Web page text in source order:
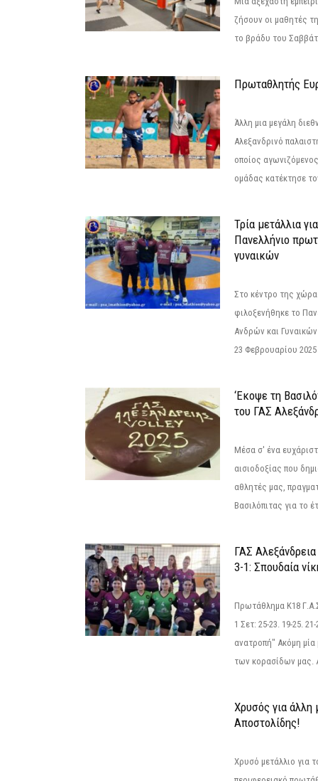
ζήσουν οι μαθητές
το βράδυ του
Πρωταθλητής
Άλλη μια μεγάλη
Αλεξανδρινό
οποίος
ομάδας κατέκτησε
Τρία μετάλλια
Πανελλήνιο
γυναικών
Στο κέντρο της
φιλοξενήθηκε το
Ανδρών και
23 Φεβρουαρίου
‘Εκοψε τη
του ΓΑΣ
Μέσα σ' ένα
αισιοδοξίας που
αθλητές μας,
Βασιλόπιτας για το
ΓΑΣ
3-1: Σπουδαία
Πρωτάθλημα Κ18
1 Σετ: 25-23. 19-25.
ανατροπή" Ακόμη μία
των κορασίδων μας.
Χρυσός για άλλη
Αποστολίδης!
Χρυσό μετάλλιο για